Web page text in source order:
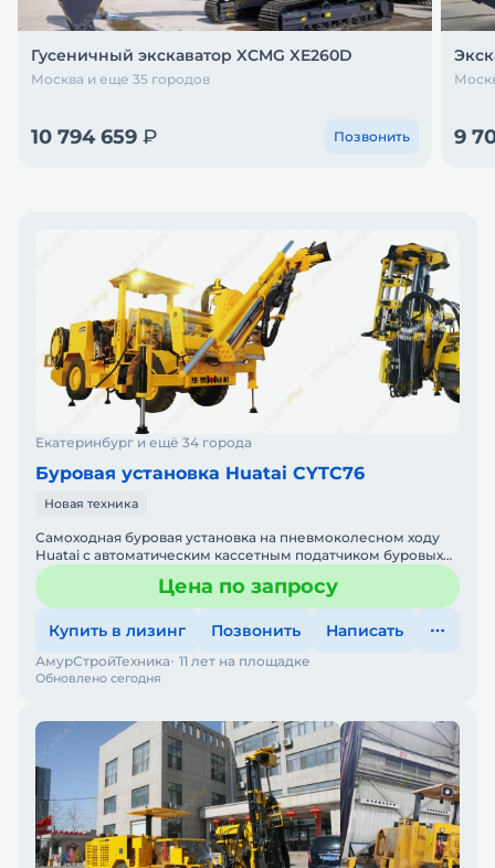
Гусеничный экскаватор XCMG XE260D
Москва и еще 35 городов
10 794 659 ₽ Позвонить 9
Екатеринбург и ещё 34 города
Буровая установка Huatai CYTC76
Новая техника
Самоходная буровая установка на пневмоколесном ходу
Huatai с автоматическим кассетным податчиком буровых
штанг CYTC76Официальный дилер HuataiГруппа компаний
"АС
Цена по запросу
Купить в лизинг Позвонить Написать
Обновлено сегодня
АмурСтройТехника 11 лет на площадке